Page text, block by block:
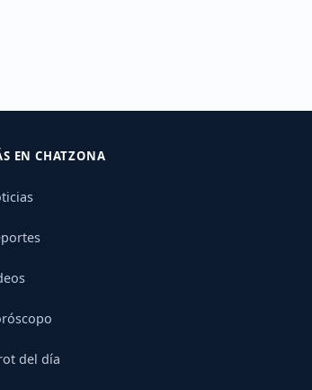
EN CHATZONA
del día